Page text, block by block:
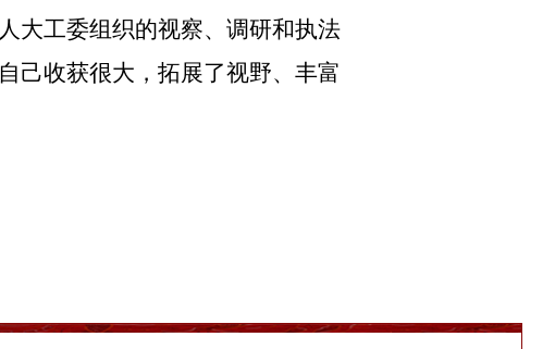
大工委组织的视察、调研和执法
己收获很大，拓展了视野、丰富